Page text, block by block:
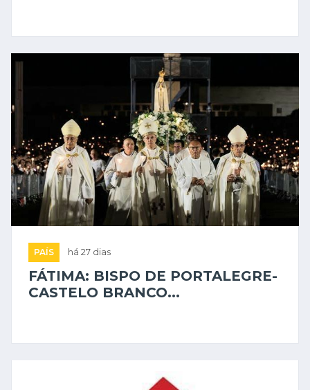
PAÍS há 27 dias
FÁTIMA: BISPO DE PORTALEGRE-
CASTELO BRANCO...